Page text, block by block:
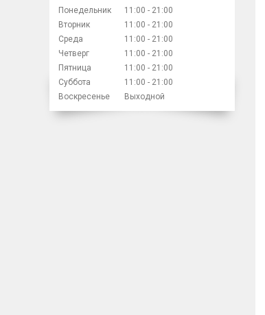
Понедельник 11:00
21:00
Вторник
11:00
21:00
Среда
11:00
21:00
Четверг
11:00
21:00
Пятница
11:00
21:00
Суббота
11:00
21:00
Воскресенье
Выходной